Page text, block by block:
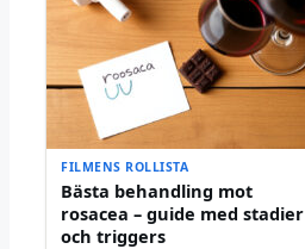
FILMENS ROLLISTA
Bästa behandling mot
rosacea – guide med stadier
och triggers